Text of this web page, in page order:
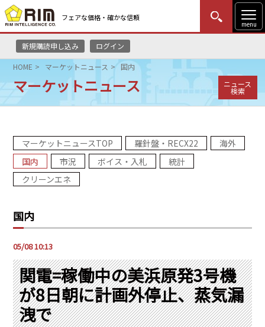
フェアな価格・確かな信頼
menu
新規購読申し込み ログイン
MENU
はじめての方
HOME
リムレポート
メソドロジー
コンサルティング
PRA原則
Q & A
会社概要
English Website
瑞姆亜太能源諮問(北京)
HOME マーケットニュース 国内
マーケットニュース ニュース
検索
マーケットニュースTOP 羅針盤・RECX22
海外
国内
市況 ボイス・入札
統計
クリーンエネ
国内
05/08 10:13
関電=稼働中の美浜原発3号機
が8日朝に計画外停止、蒸気漏
洩で